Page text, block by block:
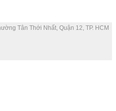
Tân Thới Nhất, Quận 12, TP. HCM